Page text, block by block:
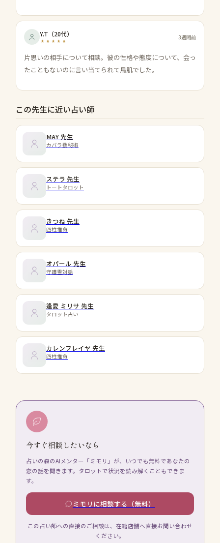
Y.T （20代） 3週間前
片思いの相手について相談。彼の性格や態度について、会っ
たこともないのに言い当てられて鳥肌でした。
この先生に近い占い師
MAY 先生
カバラ数秘術
ステラ 先生
トートタロット
きつね 先生
四柱推命
オパール 先生
守護霊対話
逢愛 ミリサ 先生
タロット占い
カレンフレイヤ 先生
四柱推命
今すぐ相談したいなら
占いの森のAIメンター「ミモリ」が、いつでも無料であなたの
恋の話を聞きます。タロットで状況を読み解くこともできま
す。
ミモリに相談する（無料）
この占い師への直接のご相談は、在籍店舗へ直接お問い合わせ
ください。